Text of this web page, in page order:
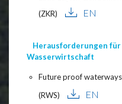
(ZKR)
EN
Herausforderungen
Wasserwirtschaft
Future proof
(RWS)
EN